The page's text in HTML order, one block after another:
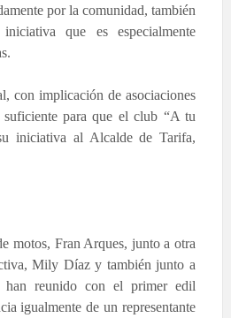
por la comunidad, también
que es especialmente
con implicación de asociaciones
para que el club “A tu
iniciativa al Alcalde de Tarifa,
motos, Fran Arques, junto a otra
Mily Díaz y también junto a
han reunido con el primer edil
igualmente de un representante